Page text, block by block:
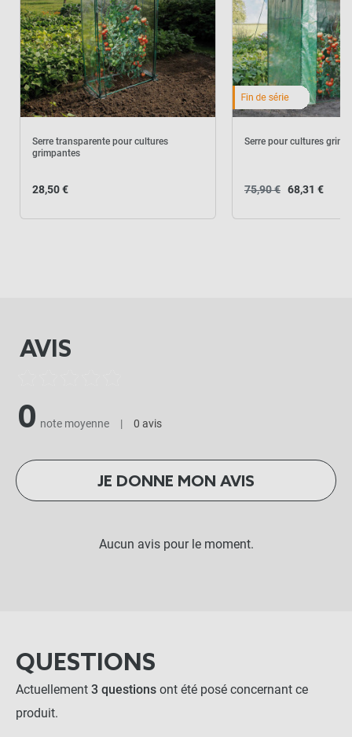
Serre transparente pour cultures
grimpantes
28,50 €
Serre pour cultures
75,90 € 68,31 €
AVIS
0 note moyenne | 0 avis
JE DONNE MON AVIS
Aucun avis pour le moment.
QUESTIONS
Actuellement 3 questions ont été posé concernant ce
produit.